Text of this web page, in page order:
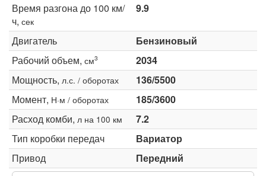
Время разгона до 100 км/
ч, сек
9.9
Двигатель
Бензиновый
Рабочий объем, см3
2034
Мощность, л.с. / оборотах
136/5500
Момент, Н·м / оборотах
185/3600
Расход комби, л на 100 км
7.2
Тип коробки передач
Вариатор
Привод
Передний